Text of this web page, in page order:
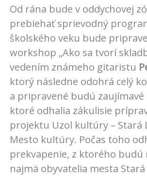
Od rána bude v oddychovej
prebiehať sprievodný
školského veku bude
workshop „Ako sa tvorí
vedením známeho gitaristu
ktorý následne odohrá celý
a pripravené budú zaujímavé
ktoré odhalia zákulisie
projektu Uzol kultúry – Stará
Mesto kultúry. Počas toho
prekvapenie, z ktorého budú
najmä obyvatelia mesta